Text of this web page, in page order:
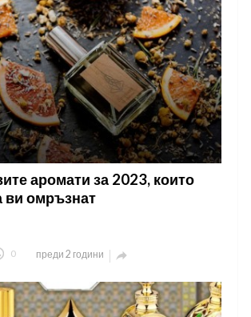
аромати за 2023, които
ви омръзнат
0 преди 2 години 